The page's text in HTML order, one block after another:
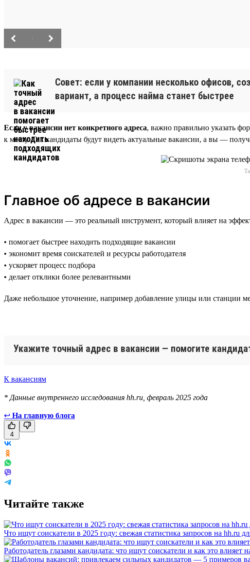
Совет: если у компании несколько офисов,
вариант, а процесс найма станет быстрее
Если у вакансии нет конкретного адреса, важно правильно указать
к месту. Так кандидаты будут видеть актуальные вакансии, а вы —
Главное об адресе в вакансии
Адрес в вакансии — это реальный инструмент, который влияет на
• помогает быстрее находить подходящие вакансии
• экономит время соискателей и ресурсы работодателя
• ускоряет процесс подбора
• делает отклики более релевантными
Даже небольшое уточнение, например добавление улицы или станции
Укажите точный адрес в вакансии — помогите
К вакансиям
* Данные внутреннего исследования hh.ru, февраль 2025 года
↩ На главную блога
4
Читайте также
Что ищут соискатели в 2025 году: свежая статистика запросов на hh.ru
Работодатель глазами кандидата: что ищут соискатели и как это влияет